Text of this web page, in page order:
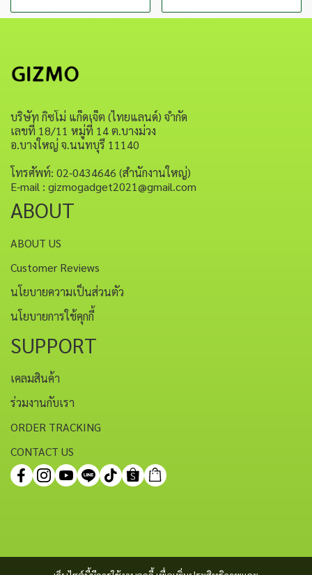
บริษัท กิซโม่ แก็ดเจ็ต (ไทยแลนด์) จำกัด
เลขที่ 18/11 หมู่ที่ 14 ต.บางม่วง
อ.บางใหญ่ จ.นนทบุรี 11140
โทรศัพท์: 02-0434646 (สำนักงานใหญ่)
E-mail : gizmogadget2021@gmail.com
ABOUT
ABOUT US
Customer Reviews
นโยบายความเป็นส่วนตัว
นโยบายการใช้คุกกี้
SUPPORT
เคลมสินค้า
ร่วมงานกับเรา
ORDER TRACKING
CONTACT US